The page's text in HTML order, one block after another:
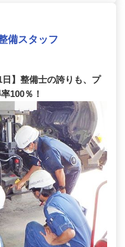
備スタッフ
日】整備士の誇りも、プ
100％！